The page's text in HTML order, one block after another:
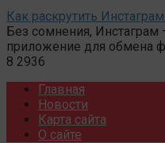
Как раскрутить
Без сомнения, Инстаграм
приложение для обмена
8 2936
Главная
Новости
Карта сайта
О сайте